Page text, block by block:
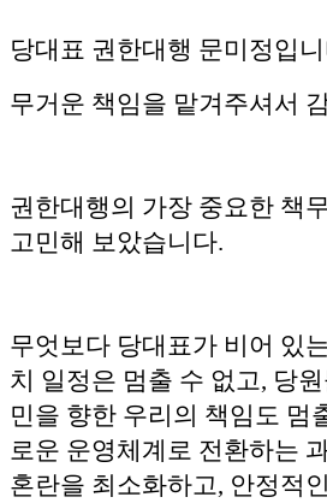
당대표 권한대행 문미정입
무거운 책임을 맡겨주셔서
권한대행의 가장 중요한 책
고민해 보았습니다.
무엇보다 당대표가 비어 있
치 일정은 멈출 수 없고, 당
민을 향한 우리의 책임도 멈
로운 운영체계로 전환하는
혼란을 최소화하고, 안정적